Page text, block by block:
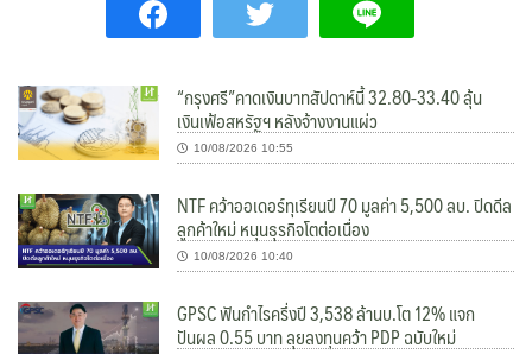
“กรุงศรี”คาดเงินบาทสัปดาห์นี้ 32.80-33.40 ลุ้น
เงินเฟ้อสหรัฐฯ หลังจ้างงานแผ่ว
10/08/2026 10:55
NTF คว้าออเดอร์ทุเรียนปี 70 มูลค่า 5,500 ลบ. ปิดดีล
ลูกค้าใหม่ หนุนธุรกิจโตต่อเนื่อง
10/08/2026 10:40
GPSC ฟันกำไรครึ่งปี 3,538 ล้านบ.โต 12% แจก
ปันผล 0.55 บาท ลุยลงทุนคว้า PDP ฉบับใหม่